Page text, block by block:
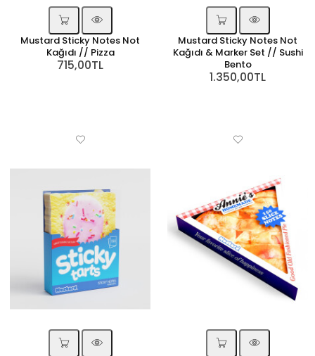
Mustard Sticky Notes Not
Kağıdı // Pizza
715,00TL
Mustard Sticky Notes Not
Kağıdı & Marker Set // Sushi
Bento
1.350,00TL